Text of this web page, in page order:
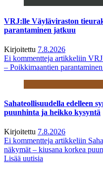
VRJ:lle Väyläviraston
parantaminen jatkuu
Kirjoitettu 7.8.2026
Ei kommentteja artikkeliin
– Poikkimaantien
Sahateollisuudella edelleen
puunhinta ja heikko kysyntä
Kirjoitettu 7.8.2026
Ei kommentteja artikkeliin
näkymät – kiusana korkea
Lisää uutisia